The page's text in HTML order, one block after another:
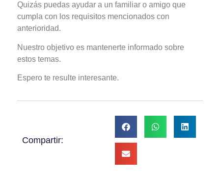
Quizás puedas ayudar a un familiar o amigo que
cumpla con los requisitos mencionados con
anterioridad.
Nuestro objetivo es mantenerte informado sobre
estos temas.
Espero te resulte interesante.
Compartir: